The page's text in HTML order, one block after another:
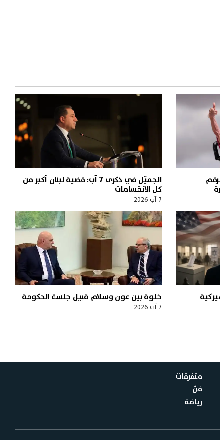
الجميّل في ذكرى 7 آب: قضية لبنان أكبر من
كل الانقسامات
7 آب 2026
خلوة بين عون وسلام قبيل جلسة الحكومة
7 آب 2026
متفرقات
فنّ
رياضة